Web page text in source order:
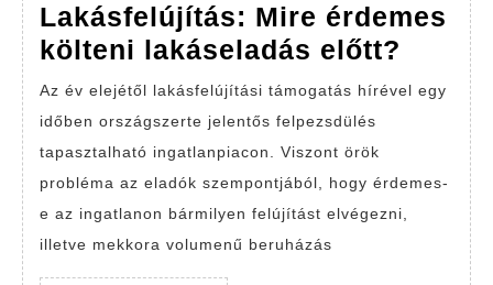
Lakásfelújítás: Mire érdemes
költeni lakáseladás előtt?
Mire
előtt?
Az év elejétől lakásfelújítási támogatás hírével egy
időben országszerte jelentős felpezsdülés
tapasztalható ingatlanpiacon. Viszont örök
probléma az eladók szempontjából, hogy érdemes-
e az ingatlanon bármilyen felújítást elvégezni,
illetve mekkora volumenű beruházás